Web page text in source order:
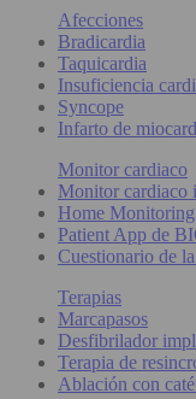
Afecciones
Bradicardia
Taquicardia
Insuficiencia
Syncope
Infarto de
Monitor cardiaco
Monitor cardiaco
Home Monitoring
Patient App de
Cuestionario de
Terapias
Marcapasos
Desfibrilador
Terapia de
Ablación con